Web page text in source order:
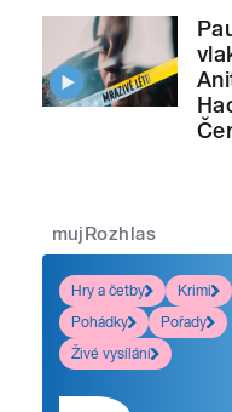
mujRozhlas
Hry a četby
Krimi
Pohádky
Pořady
Živé vysílání